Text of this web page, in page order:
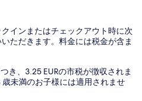
インまたはチェックアウト時に次
ただきます。料金には税金が含ま
き、3.25 EURの市税が徴収されま
歳未満のお子様には適用されませ